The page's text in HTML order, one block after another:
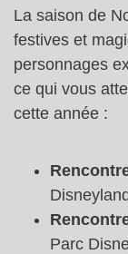
La saison de
festives et
personnages
ce qui vous
cette année :
Parc